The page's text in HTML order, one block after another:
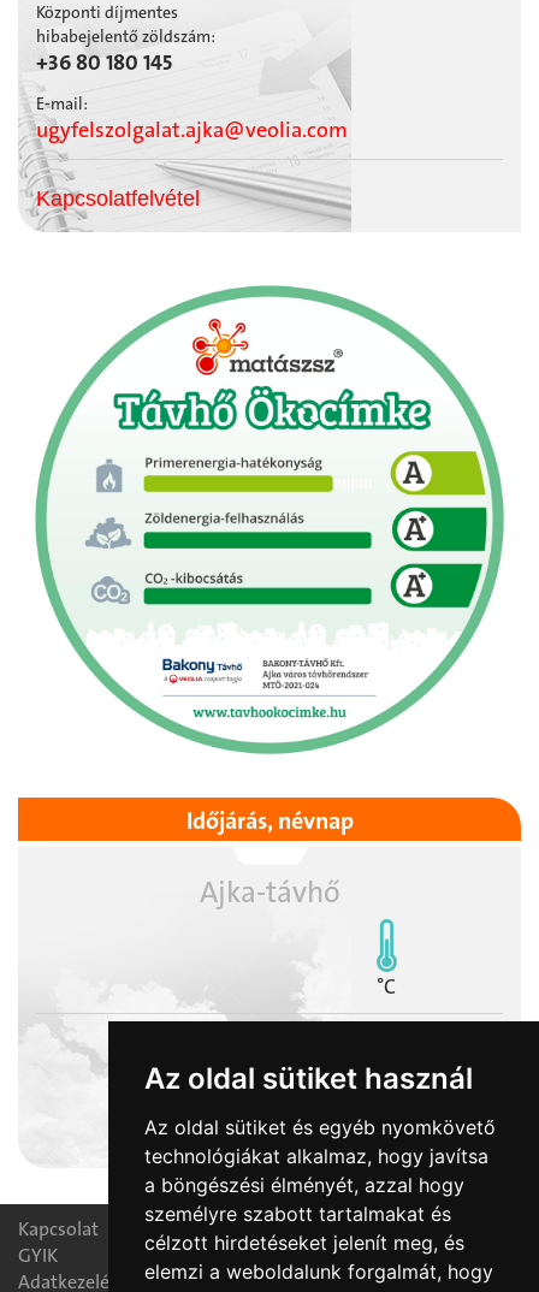
Az oldal sütiket használ
Az oldal sütiket és egyéb nyomkövető
technológiákat alkalmaz, hogy javítsa
a böngészési élményét, azzal hogy
személyre szabott tartalmakat és
célzott hirdetéseket jelenít meg, és
elemzi a weboldalunk forgalmát, hogy
Központi díjmentes
hibabejelentő zöldszám:
+36 80 180 145
E-mail:
ugyfelszolgalat.ajka@veolia.com
Kapcsolatfelvétel
Időjárás, névnap
Ajka-távhő
°C
Lőrinc napja
Kapcsolat
GYIK
Adatkezelési nyilatkozat